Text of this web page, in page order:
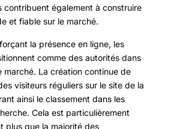
contribuent également à construire
et fiable sur le marché.
la présence en ligne, les
comme des autorités dans
marché. La création continue de
visiteurs réguliers sur le site de la
ainsi le classement dans les
Cela est particulièrement
plus que la majorité des